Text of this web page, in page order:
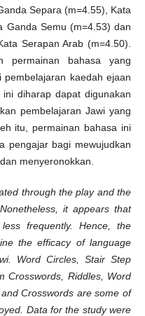
Separa (m=4.55), Kata
Ganda Semu (m=4.53) dan
Serapan Arab (m=4.50).
permainan bahasa yang
kaedah ejaan
diharap dapat digunakan
pembelajaran Jawi yang
itu, permainan bahasa ini
pengajar bagi mewujudkan
menyeronokkan.
through the play and the
it appears that
frequently. Hence, the
the efficacy of language
Word Circles, Stair Step
Crosswords, Riddles, Word
Crosswords are some of
Data for the study were